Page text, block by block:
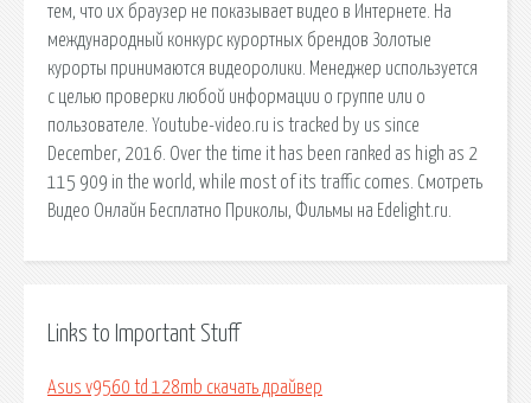
тем, что их браузер не показывает видео в Интернете. На
международный конкурс курортных брендов Золотые
курорты принимаются видеоролики. Менеджер используется
с целью проверки любой информации о группе или о
пользователе. Youtube-video.ru is tracked by us since
December, 2016. Over the time it has been ranked as high as 2
115 909 in the world, while most of its traffic comes. Смотреть
Видео Онлайн Бесплатно Приколы, Фильмы на Edelight.ru.
Links to Important Stuff
Asus v9560 td 128mb скачать драйвер